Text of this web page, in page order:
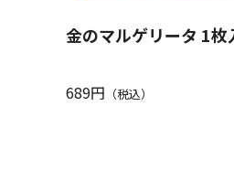
金のマルゲリータ 1枚
689円 （税込）